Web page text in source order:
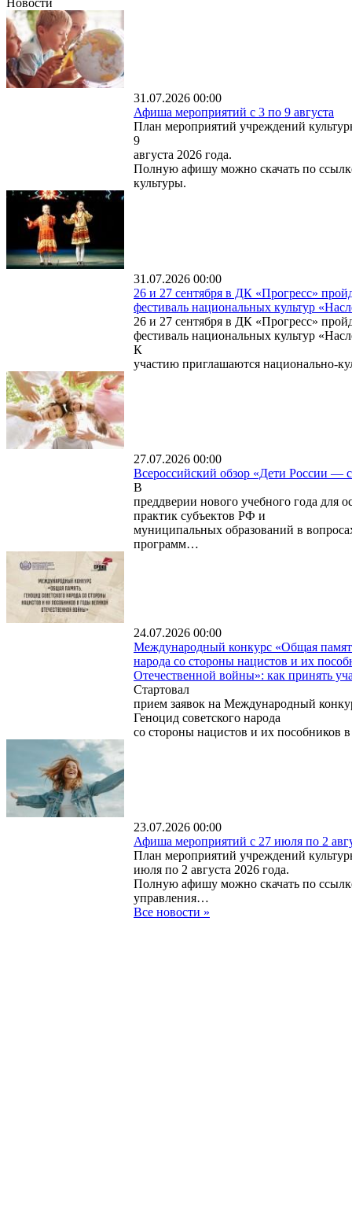
Новости
31.07.2026 00:00
Афиша мероприятий с 3 по 9 августа
План мероприятий учреждений
9
августа 2026 года.
Полную афишу можно скачать по
культуры.
31.07.2026 00:00
26 и 27 сентября в ДК «Прогресс»
фестиваль национальных культур
26 и 27 сентября в ДК «Прогресс»
фестиваль национальных культур
К
участию приглашаются национально-
27.07.2026 00:00
Всероссийский обзор «Дети России —
В
преддверии нового учебного года для
практик субъектов РФ и
муниципальных образований в
программ…
24.07.2026 00:00
Международный конкурс «Общая
народа со стороны нацистов и их
Отечественной войны»: как принять
Стартовал
прием заявок на Международный
Геноцид советского народа
со стороны нацистов и их пособников
23.07.2026 00:00
Афиша мероприятий с 27 июля по 2
План мероприятий учреждений
июля по 2 августа 2026 года.
Полную афишу можно скачать по
управления…
Все новости »